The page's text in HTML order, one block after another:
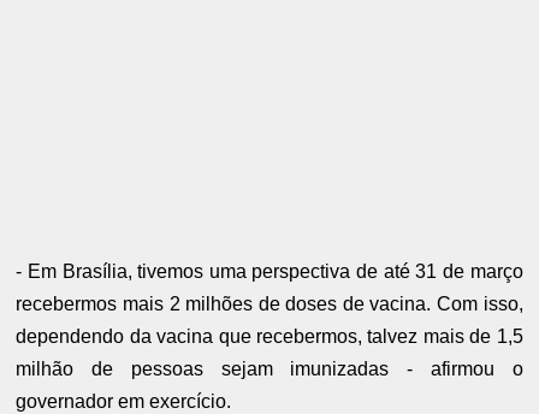
- Em Brasília, tivemos uma perspectiva de até 31 de março
recebermos mais 2 milhões de doses de vacina. Com isso,
dependendo da vacina que recebermos, talvez mais de 1,5
milhão de pessoas sejam imunizadas - afirmou o
governador em exercício.